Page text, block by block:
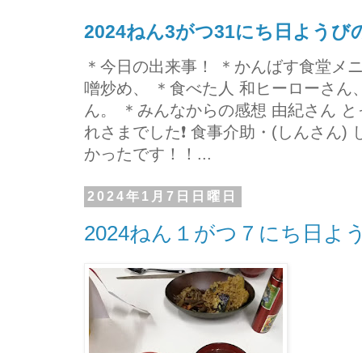
2024ねん3がつ31にち日ようび
＊今日の出来事！ ＊かんばす食堂メ
噌炒め、 ＊食べた人 和ヒーローさん
ん。 ＊みんなからの感想 由紀さん
れさまでした❗ 食事介助・(しんさん)
かったです！！...
2024年1月7日日曜日
2024ねん１がつ７にち日よ